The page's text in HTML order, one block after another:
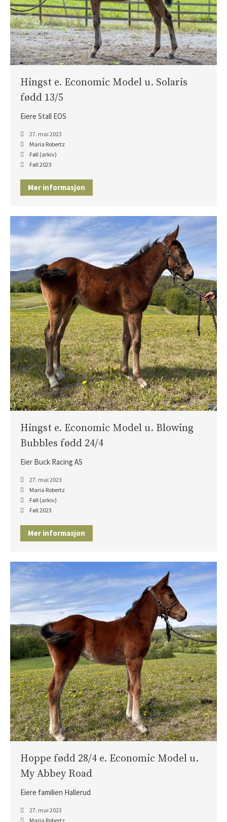
Hingst e. Economic Model u. Solaris
fødd 13/5
Eiere Stall EOS
27. mai 2023
Maria Robertz
Føll (arkiv)
Føll 2023
Mer informasjon
Hingst e. Economic Model u. Blowing
Bubbles fødd 24/4
Eier Buck Racing AS
27. mai 2023
Maria Robertz
Føll (arkiv)
Føll 2023
Mer informasjon
Hoppe fødd 28/4 e. Economic Model u.
My Abbey Road
Eiere familien Hallerud
27. mai 2023
Maria Robertz